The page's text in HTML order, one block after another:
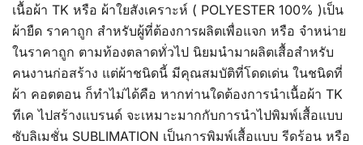
เนื้อผ้า TK หรือ ผ้าใยสังเคราะห์ ( POLYESTER 100% )เป็น
ผ้ายืด ราคาถูก สำหรับผู้ที่ต้องการผลิตเพื่อแจก หรือ จำหน่าย
ในราคาถูก ตามท้องตลาดทั่วไป นิยมนำมาผลิตเสื้อสำหรับ
คนงานก่อสร้าง แต่ผ้าชนิดนี้ มีคุณสมบัติที่โดดเด่น ในชนิดที่
ผ้า คอตตอน ก็ทำไม่ได้คือ หากท่านใดต้องการนำเนื้อผ้า TK
ทีเค ไปสร้างแบรนด์ จะเหมาะมากกับการนำไปพิมพ์เสื้อแบบ
ซับลิเมชั่น SUBLIMATION เป็นการพิมพ์เสื้อแบบ รีดร้อน หรือ